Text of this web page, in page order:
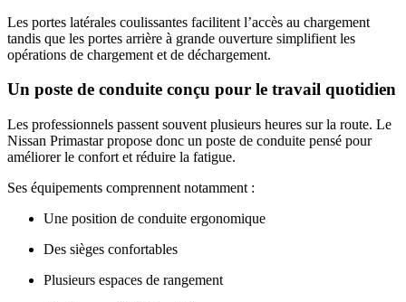
Les portes latérales coulissantes facilitent l’accès au chargement
tandis que les portes arrière à grande ouverture simplifient les
opérations de chargement et de déchargement.
Un poste de conduite conçu pour le travail quotidien
Les professionnels passent souvent plusieurs heures sur la route. Le
Nissan Primastar propose donc un poste de conduite pensé pour
améliorer le confort et réduire la fatigue.
Ses équipements comprennent notamment :
Une position de conduite ergonomique
Des sièges confortables
Plusieurs espaces de rangement